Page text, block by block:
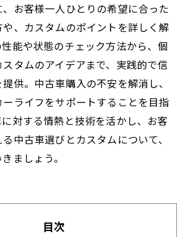
お客様一人ひとりの希望に合った
、カスタムのポイントを詳しく解
能や状態のチェック方法から、個
タムのアイデアまで、実践的で信
供。中古車購入の不安を解消し、
ライフをサポートすることを目指
に対する情熱と技術を活かし、お客
中古車選びとカスタムについて、
ましょう。
目次